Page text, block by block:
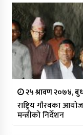
२५ श्रावण २०७४,
राष्ट्रिय गौरवका
मन्त्रीको निर्देशन